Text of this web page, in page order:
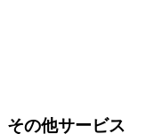
その他サービス